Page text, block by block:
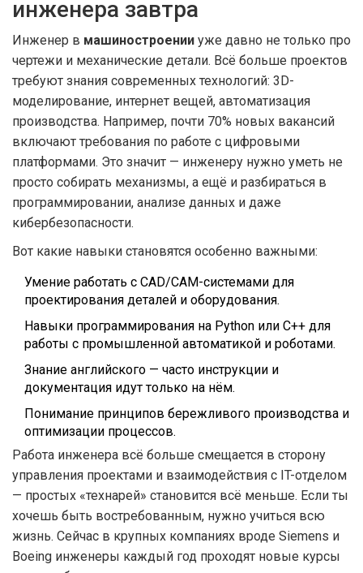
инженера завтра
Инженер в машиностроении уже давно не только про
чертежи и механические детали. Всё больше проектов
требуют знания современных технологий: 3D-
моделирование, интернет вещей, автоматизация
производства. Например, почти 70% новых вакансий
включают требования по работе с цифровыми
платформами. Это значит — инженеру нужно уметь не
просто собирать механизмы, а ещё и разбираться в
программировании, анализе данных и даже
кибербезопасности.
Вот какие навыки становятся особенно важными:
Умение работать с CAD/CAM-системами для
проектирования деталей и оборудования.
Навыки программирования на Python или C++ для
работы с промышленной автоматикой и роботами.
Знание английского — часто инструкции и
документация идут только на нём.
Понимание принципов бережливого производства и
оптимизации процессов.
Работа инженера всё больше смещается в сторону
управления проектами и взаимодействия с IT-отделом
— простых «технарей» становится всё меньше. Если ты
хочешь быть востребованным, нужно учиться всю
жизнь. Сейчас в крупных компаниях вроде Siemens и
Boeing инженеры каждый год проходят новые курсы